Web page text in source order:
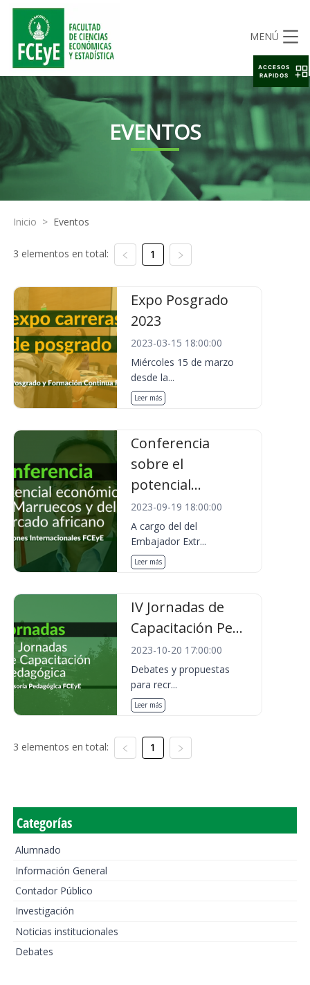
MENÚ
EVENTOS
Inicio > Eventos
3 elementos en total: 1
Expo Posgrado
2023
2023-03-15 18:00:00
Miércoles 15 de marzo
desde la...
Leer más
Conferencia
sobre el
potencial...
2023-09-19 18:00:00
A cargo del del
Embajador Extr...
Leer más
IV Jornadas de
Capacitación Pe...
2023-10-20 17:00:00
Debates y propuestas
para recr...
Leer más
3 elementos en total: 1
Categorías
Alumnado
Información General
Contador Público
Investigación
Noticias institucionales
Debates
ACCESOS
RAPIDOS